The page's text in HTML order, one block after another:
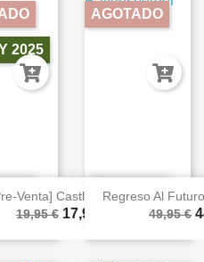
Venta] Castle Combo
19,95 € 17,96 €
2025
Regreso Al
49,95 €
AGOTADO